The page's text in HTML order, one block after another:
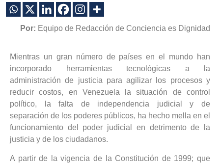
Por: Equipo de Redacción de Conciencia es Dignidad
Mientras un gran número de países en el mundo han
incorporado herramientas tecnológicas a la
administración de justicia para agilizar los procesos y
reducir costos, en Venezuela la situación de control
político, la falta de independencia judicial y de
separación de los poderes públicos, ha hecho mella en el
funcionamiento del poder judicial en detrimento de la
justicia y de los ciudadanos.
A partir de la vigencia de la Constitución de 1999; que